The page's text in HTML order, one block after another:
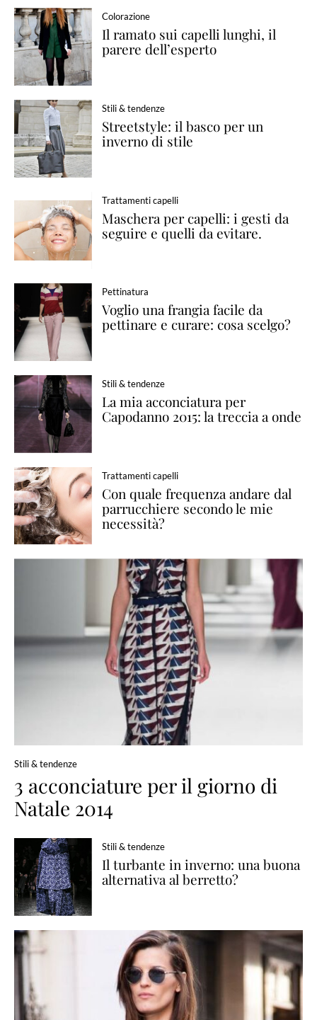
Colorazione
Il ramato sui capelli lunghi, il
parere dell’esperto
Stili & tendenze
Streetstyle: il basco per un
inverno di stile
Trattamenti capelli
Maschera per capelli: i gesti da
seguire e quelli da evitare.
Pettinatura
Voglio una frangia facile da
pettinare e curare: cosa scelgo?
Stili & tendenze
La mia acconciatura per
Capodanno 2015: la treccia a onde
Trattamenti capelli
Con quale frequenza andare dal
parrucchiere secondo le mie
necessità?
Stili & tendenze
3 acconciature per il giorno di
Natale 2014
Stili & tendenze
Il turbante in inverno: una buona
alternativa al berretto?